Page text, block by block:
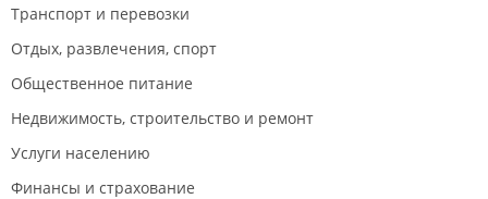
Транспорт и перевозки
Отдых, развлечения, спорт
Общественное питание
Недвижимость, строительство и ремонт
Услуги населению
Финансы и страхование